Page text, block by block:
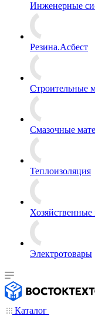
Инженерные
Резина.Асбест
Строительные
Смазочные
Теплоизоляция
Электротовары
Каталог